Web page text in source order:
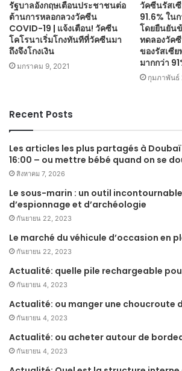
รัฐบาลอังกฤษเตือนประชาชนต่อ
ต้านการหลอกลวงวัคซีน
COVID-19 | แจ้งเตือน! วัคซีน
โคโรนาเริ่มโกงทันทีที่วัคซีนมา
ถึงจึงโกงเงิน
มกราคม 9, 2021
วัคซีนรัสเ
91.6% ใน
โดยยืนยัน
ทดลองวัค
ของรัสเซี
มากกว่า
กุมภาพันธ์
Recent Posts
Les articles les plus partagés à
16:00 – ou mettre bébé quand on se
สิงหาคม 7, 2026
Le sous-marin : un outil
d’espionnage et d’archéologie
กันยายน 22, 2023
Le marché du véhicule d’occasion en
กันยายน 22, 2023
Actualité: quelle pile rechargeable
กันยายน 4, 2023
Actualité: ou manger une choucroute
กันยายน 4, 2023
Actualité: ou acheter autour de
กันยายน 4, 2023